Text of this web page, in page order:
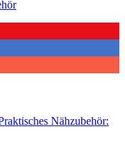
Nähzubehör: